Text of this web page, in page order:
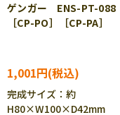
ゲンガー ENS-PT-088
［CP-PO］［CP-PA］
1,001円
完成サイズ：約
H80×W100×D42mm